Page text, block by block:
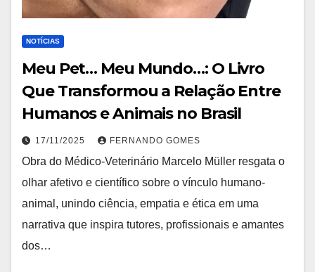
NOTÍCIAS
Meu Pet… Meu Mundo…: O Livro
Que Transformou a Relação Entre
Humanos e Animais no Brasil
17/11/2025 FERNANDO GOMES
Obra do Médico-Veterinário Marcelo Müller resgata o
olhar afetivo e científico sobre o vínculo humano-
animal, unindo ciência, empatia e ética em uma
narrativa que inspira tutores, profissionais e amantes
dos…